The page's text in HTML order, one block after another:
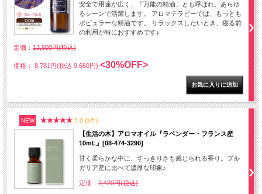
安全で用途が広く、「万能の精油」とも呼ばれ、あらゆ
るシーンで活躍します。 アロマテラピーでは、もっとも
ポピュラーな精油です。 リラックスしたいとき、寝る前
の利用が特におすすめです♪
定価： 13,800円(税込)
価格： 8,781円(税込 9,660円) <30%OFF>
NEW 5.0 (1件)
【生活の木】アロマオイル『ラベンダー・フランス産
10mL』[08-474-3290]
甘く柔らかな中に、すっきりさも感じられる香り。ブル
ガリア産に比べて濃厚な印象♪
定価： 2,420円(税込)